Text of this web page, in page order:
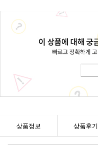
상품정보 상품후기